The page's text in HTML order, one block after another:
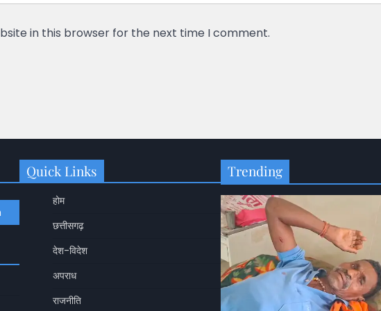
in this browser for the next time I comment.
Quick Links
होम
छत्तीसगढ़
देश-विदेश
अपराध
राजनीति
Trending